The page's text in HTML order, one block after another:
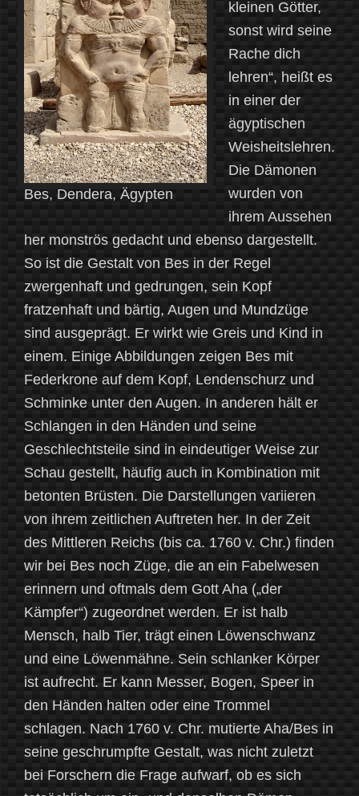
Bes, Dendera, Ägypten
kleinen Götter,
sonst wird seine
Rache dich
lehren“, heißt es
in einer der
ägyptischen
Weisheitslehren.
Die Dämonen
wurden von
ihrem Aussehen
her monströs gedacht und ebenso dargestellt.
So ist die Gestalt von Bes in der Regel
zwergenhaft und gedrungen, sein Kopf
fratzenhaft und bärtig, Augen und Mundzüge
sind ausgeprägt. Er wirkt wie Greis und Kind in
einem. Einige Abbildungen zeigen Bes mit
Federkrone auf dem Kopf, Lendenschurz und
Schminke unter den Augen. In anderen hält er
Schlangen in den Händen und seine
Geschlechtsteile sind in eindeutiger Weise zur
Schau gestellt, häufig auch in Kombination mit
betonten Brüsten. Die Darstellungen variieren
von ihrem zeitlichen Auftreten her. In der Zeit
des Mittleren Reichs (bis ca. 1760 v. Chr.) finden
wir bei Bes noch Züge, die an ein Fabelwesen
erinnern und oftmals dem Gott Aha („der
Kämpfer“) zugeordnet werden. Er ist halb
Mensch, halb Tier, trägt einen Löwenschwanz
und eine Löwenmähne. Sein schlanker Körper
ist aufrecht. Er kann Messer, Bogen, Speer in
den Händen halten oder eine Trommel
schlagen. Nach 1760 v. Chr. mutierte Aha/Bes in
seine geschrumpfte Gestalt, was nicht zuletzt
bei Forschern die Frage aufwarf, ob es sich